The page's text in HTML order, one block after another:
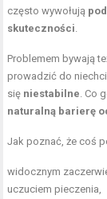
często wywołują
skuteczności
Problemem bywają
prowadzić do
się niestabilne . Co
naturalną barierę
Jak poznać, że coś
widocznym
uczuciem pieczenia,